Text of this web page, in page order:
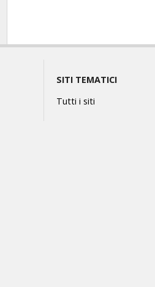
SITI TEMATICI
Tutti i siti